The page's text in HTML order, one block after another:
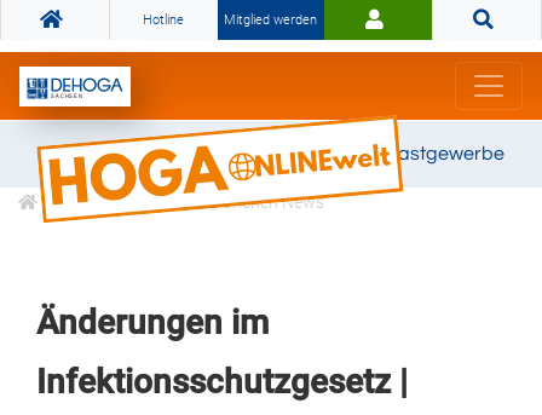
Hotline Mitglied werden
Gemeinsam stark für das Gastgewerbe
Informationen Branchen News
Änderungen im
Infektionsschutzgesetz |